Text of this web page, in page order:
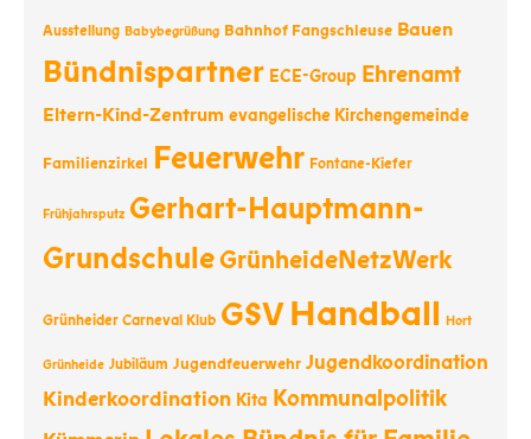
Ausstellung Babybegrüßung Bahnhof Fangschleuse Bauen
Bündnispartner ECE-Group Ehrenamt
Eltern-Kind-Zentrum evangelische Kirchengemeinde
Familienzirkel Feuerwehr Fontane-Kiefer
Frühjahrsputz Gerhart-Hauptmann-
GrundschuleGrünheideNetzWerk
Grünheider Carneval Klub GSVHandball Hort
Grünheide Jubiläum Jugendfeuerwehr Jugendkoordination
Kinderkoordination Kita Kommunalpolitik